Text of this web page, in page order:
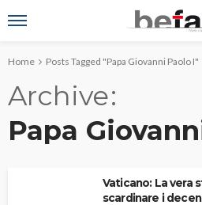
Home Posts Tagged "Papa Giovanni Paolo I"
Archive
Papa
Vaticano: La vera
scardinare i